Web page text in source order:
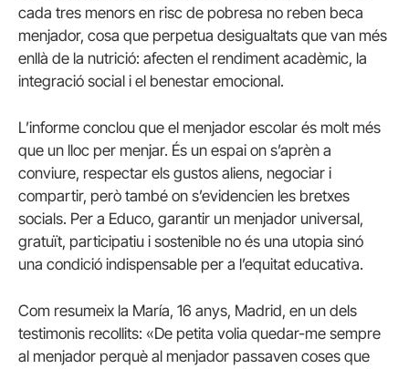
cada tres menors en risc de pobresa no reben beca
menjador, cosa que perpetua desigualtats que van més
enllà de la nutrició: afecten el rendiment acadèmic, la
integració social i el benestar emocional.
L’informe conclou que el menjador escolar és molt més
que un lloc per menjar. És un espai on s’aprèn a
conviure, respectar els gustos aliens, negociar i
compartir, però també on s’evidencien les bretxes
socials. Per a Educo, garantir un menjador universal,
gratuït, participatiu i sostenible no és una utopia sinó
una condició indispensable per a l’equitat educativa.
Com resumeix la María, 16 anys, Madrid, en un dels
testimonis recollits: «De petita volia quedar-me sempre
al menjador perquè al menjador passaven coses que